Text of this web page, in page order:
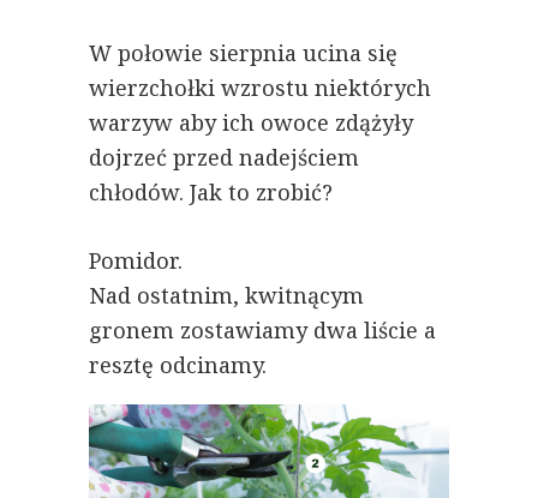
W połowie sierpnia ucina się
wierzchołki wzrostu niektórych
warzyw aby ich owoce zdążyły
dojrzeć przed nadejściem
chłodów. Jak to zrobić?
Pomidor.
Nad ostatnim, kwitnącym
gronem zostawiamy dwa liście a
resztę odcinamy.